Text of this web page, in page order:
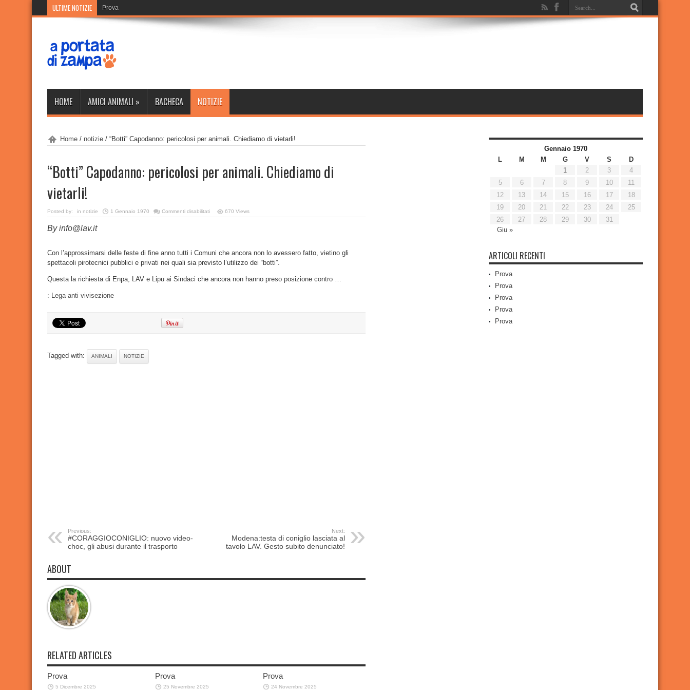
ULTIME NOTIZIE Prova
HOME AMICI ANIMALI » BACHECA NOTIZIE
Home / notizie / “Botti” Capodanno: pericolosi per animali. Chiediamo di vietarli!
“Botti” Capodanno: pericolosi per animali. Chiediamo di
vietarli!
Posted by: in notizie 1 Gennaio 1970 Commenti disabilitatisu
vietarli!
670 Views
Byinfo@lav.it
Con l’approssimarsi delle feste di fine anno tutti i Comuni che ancora non lo avessero fatto, vietino gli
spettacoli pirotecnici pubblici e privati nei quali sia previsto l’utilizzo dei “botti”.
Questa la richiesta di Enpa, LAV e Lipu ai Sindaci che ancora non hanno preso posizione contro …
: Lega anti vivisezione
Tagged with: ANIMALI NOTIZIE
Previous:
#CORAGGIOCONIGLIO: nuovo video-
choc, gli abusi durante il trasporto
Next:
Modena:testa di coniglio lasciata al
tavolo LAV. Gesto subito denunciato!
ABOUT
RELATED ARTICLES
Prova
5 Dicembre 2025
Prova
25 Novembre 2025
Prova
24 Novembre 2025
Gennaio 1970
L
M M G V S
D
1
2 3
4
5
6 7 8 9 10
11
12
13 14 15 16 17
18
19
20 21 22 23 24
25
26
27 28 29 30
31
Giu »
ARTICOLI RECENTI
Prova
Prova
Prova
Prova
Prova